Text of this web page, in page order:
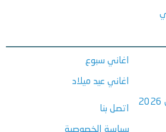
اغاني سبوع
اغاني عيد ميلاد
اتصل بنا
سياسة الخصوصية